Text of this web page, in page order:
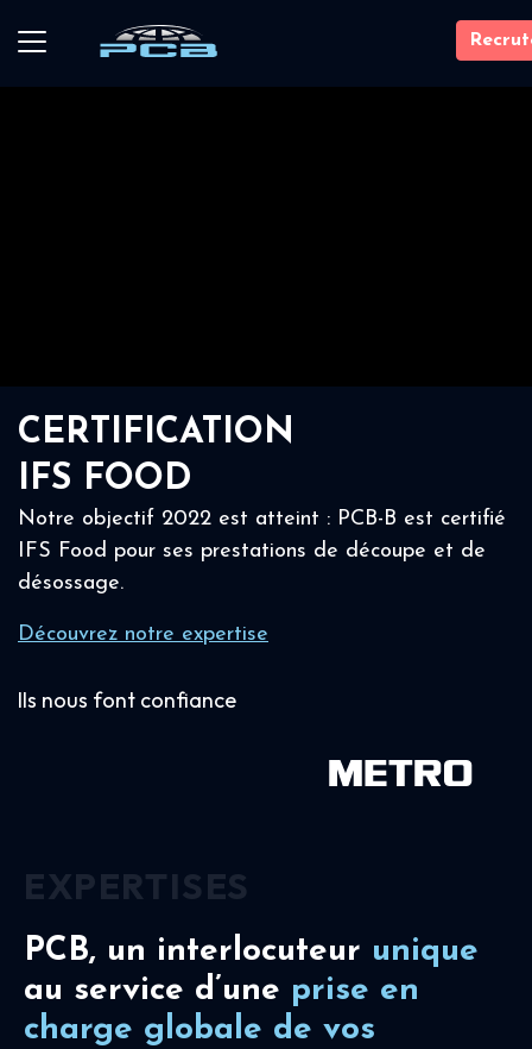
CERTIFICATION
IFS FOOD
Notre objectif 2022 est atteint : PCB-B est certifié
IFS Food pour ses prestations de découpe et de
désossage.
Découvrez notre expertise
Ils nous font confiance
PCB, un interlocuteur unique
au service d’une prise en
charge globale de vos
EXPERTISES